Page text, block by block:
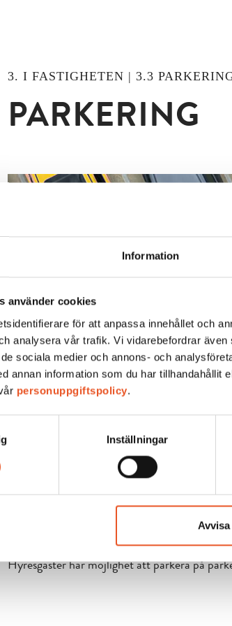
Information
använder cookies
för att anpassa innehållet och
analysera vår trafik. Vi vidarebefordrar
sociala medier och annons- och
annan information som du har
personuppgiftspolicy.
Inställningar
Avvisa
3. I FASTIGHETEN | 3.3
PARKERING
P-PLATSER
Hyresgäster har möjlighet att parkera på